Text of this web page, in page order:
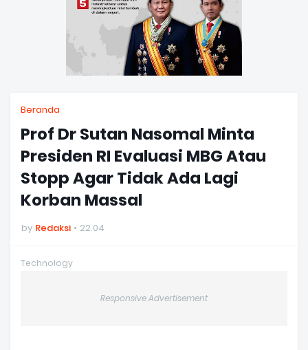
Beranda
Prof Dr Sutan Nasomal Minta
Presiden RI Evaluasi MBG Atau
Stopp Agar Tidak Ada Lagi
Korban Massal
by Redaksi 22.04
Technology
Responsive Advertisement